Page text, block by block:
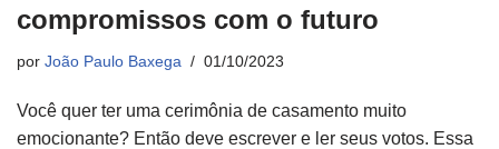
compromissos com o futuro
por João Paulo Baxega 01/10/2023
Você quer ter uma cerimônia de casamento muito
emocionante? Então deve escrever e ler seus votos. Essa